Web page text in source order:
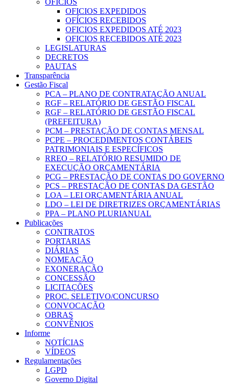
OFICIOS
OFICIOS EXPEDIDOS
OFÍCIOS RECEBIDOS
OFICIOS EXPEDIDOS ATÉ 2023
OFICIOS RECEBIDOS ATÉ 2023
LEGISLATURAS
DECRETOS
PAUTAS
Transparência
Gestão Fiscal
PCA – PLANO DE CONTRATAÇÃO ANUAL
RGF – RELATÓRIO DE GESTÃO FISCAL
RGF – RELATÓRIO DE GESTÃO FISCAL
(PREFEITURA)
PCM – PRESTAÇÃO DE CONTAS MENSAL
PCPE – PROCEDIMENTOS CONTÁBEIS
PATRIMONIAIS E ESPECÍFICOS
RREO – RELATÓRIO RESUMIDO DE
EXECUÇÃO ORÇAMENTÁRIA
PCG – PRESTAÇÃO DE CONTAS DO GOVERNO
PCS – PRESTAÇÃO DE CONTAS DA GESTÃO
LOA – LEI ORÇAMENTÁRIA ANUAL
LDO – LEI DE DIRETRIZES ORÇAMENTÁRIAS
PPA – PLANO PLURIANUAL
Publicações
CONTRATOS
PORTARIAS
DIÁRIAS
NOMEAÇÃO
EXONERAÇÃO
CONCESSÃO
LICITAÇÕES
PROC. SELETIVO/CONCURSO
CONVOCAÇÃO
OBRAS
CONVÊNIOS
Informe
NOTÍCIAS
VÍDEOS
Regulamentações
LGPD
Governo Digital